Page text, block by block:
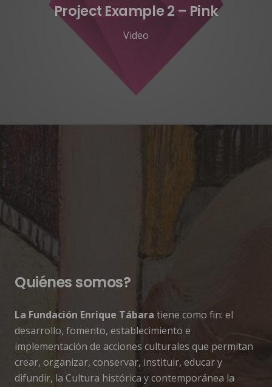
Project Example 2 – Pink
Video
Quiénes somos?
La Fundación Enrique Tábara tiene como fin: el
desarrollo, fomento, establecimiento e
implementación de acciones culturales que permitan
crear, organizar, conservar, instituir, educar y
difundir, la Cultura histórica y contemporánea la